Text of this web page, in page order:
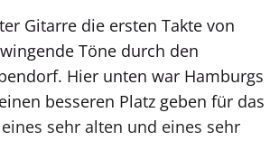
Gitarre die ersten Takte von
Töne durch den
Hier unten war Hamburgs
besseren Platz geben für das
sehr alten und eines sehr